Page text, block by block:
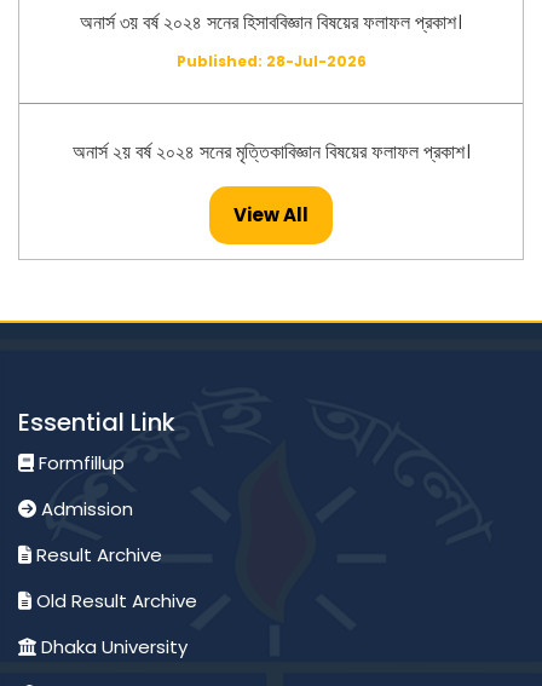
অনার্স ৩য় বর্ষ ২০২৪ সনের হিসাববিজ্ঞান বিষয়ের ফলাফল প্রকাশ।
Published: 28-Jul-2026
অনার্স ২য় বর্ষ ২০২৪ সনের মৃত্তিকাবিজ্ঞান বিষয়ের ফলাফল প্রকাশ।
Published: 26-Jul-2026
Published: 23-Jul-2026
মাস্টার্স -২০২৪ সনের হিসাববিজ্ঞান বিষয়ের ফলাফল প্রকাশ।
View All
Essential Link
Formfillup
Admission
Result Archive
Old Result Archive
Dhaka University